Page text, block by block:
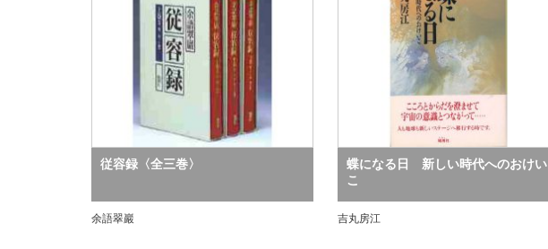
従容録〈全三巻〉
余語翠巖
蝶になる日 新しい時代へのおけい
こ
吉丸房江